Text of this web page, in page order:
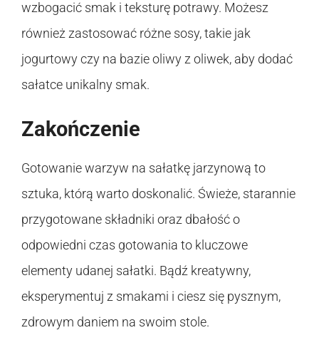
wzbogacić smak i teksturę potrawy. Możesz
również zastosować różne sosy, takie jak
jogurtowy czy na bazie oliwy z oliwek, aby dodać
sałatce unikalny smak.
Zakończenie
Gotowanie warzyw na sałatkę jarzynową to
sztuka, którą warto doskonalić. Świeże, starannie
przygotowane składniki oraz dbałość o
odpowiedni czas gotowania to kluczowe
elementy udanej sałatki. Bądź kreatywny,
eksperymentuj z smakami i ciesz się pysznym,
zdrowym daniem na swoim stole.